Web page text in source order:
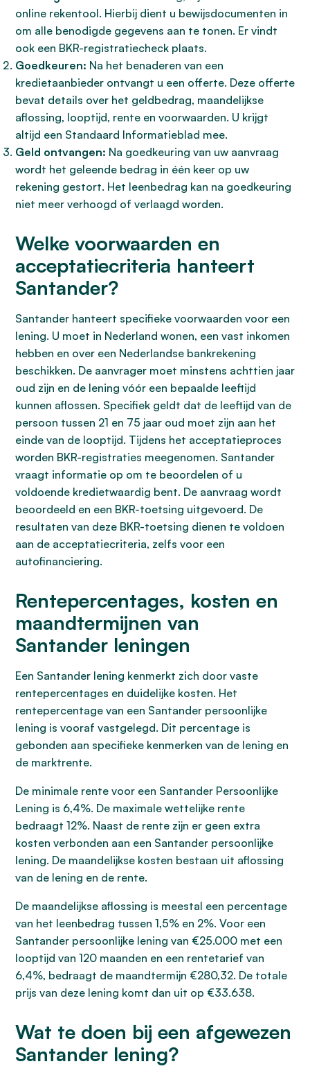
online rekentool. Hierbij dient u bewijsdocumenten in
om alle benodigde gegevens aan te tonen. Er vindt
ook een BKR-registratiecheck plaats.
Goedkeuren: Na het benaderen van een
kredietaanbieder ontvangt u een offerte. Deze offerte
bevat details over het geldbedrag, maandelijkse
aflossing, looptijd, rente en voorwaarden. U krijgt
altijd een Standaard Informatieblad mee.
Geld ontvangen: Na goedkeuring van uw aanvraag
wordt het geleende bedrag in één keer op uw
rekening gestort. Het leenbedrag kan na goedkeuring
niet meer verhoogd of verlaagd worden.
Welke voorwaarden en
acceptatiecriteria hanteert
Santander?
Santander hanteert specifieke voorwaarden voor een
lening. U moet in Nederland wonen, een vast inkomen
hebben en over een Nederlandse bankrekening
beschikken. De aanvrager moet minstens achttien jaar
oud zijn en de lening vóór een bepaalde leeftijd
kunnen aflossen. Specifiek geldt dat de leeftijd van de
persoon tussen 21 en 75 jaar oud moet zijn aan het
einde van de looptijd. Tijdens het acceptatieproces
worden BKR-registraties meegenomen. Santander
vraagt informatie op om te beoordelen of u
voldoende kredietwaardig bent. De aanvraag wordt
beoordeeld en een BKR-toetsing uitgevoerd. De
resultaten van deze BKR-toetsing dienen te voldoen
aan de acceptatiecriteria, zelfs voor een
autofinanciering.
Rentepercentages, kosten en
maandtermijnen van
Santander leningen
Een Santander lening kenmerkt zich door vaste
rentepercentages en duidelijke kosten. Het
rentepercentage van een Santander persoonlijke
lening is vooraf vastgelegd. Dit percentage is
gebonden aan specifieke kenmerken van de lening en
de marktrente.
De minimale rente voor een Santander Persoonlijke
Lening is 6,4%. De maximale wettelijke rente
bedraagt 12%. Naast de rente zijn er geen extra
kosten verbonden aan een Santander persoonlijke
lening. De maandelijkse kosten bestaan uit aflossing
van de lening en de rente.
De maandelijkse aflossing is meestal een percentage
van het leenbedrag tussen 1,5% en 2%. Voor een
Santander persoonlijke lening van €25.000 met een
looptijd van 120 maanden en een rentetarief van
6,4%, bedraagt de maandtermijn €280,32. De totale
prijs van deze lening komt dan uit op €33.638.
Wat te doen bij een afgewezen
Santander lening?